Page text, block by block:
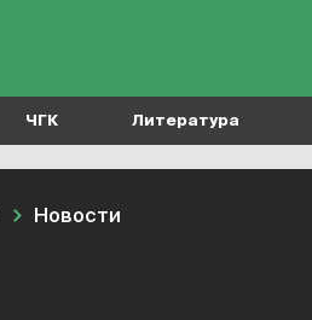
ЧГК Литература
Новости